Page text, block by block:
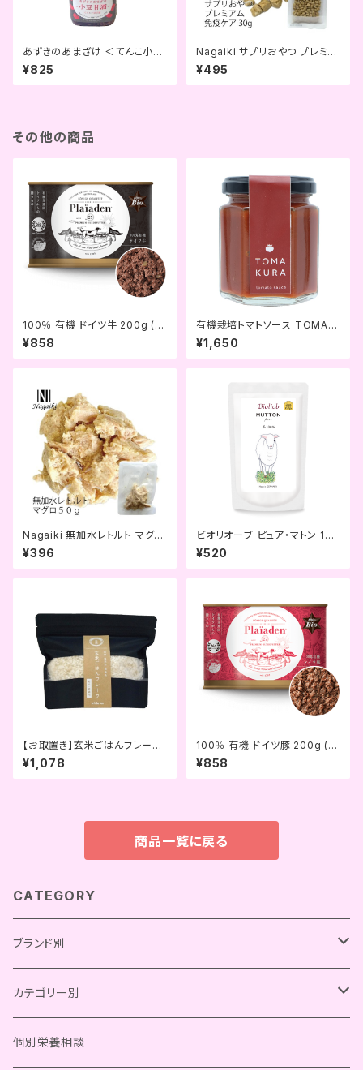
あずきのあまざけ ＜てんこ小豆
甘酒＞ (komachi-na-)
¥825
Nagaiki サプリおやつ プレミア
ム カジキマグロ 免疫ケア 30ｇ
(OCファーム)
¥495
その他の商品
100％ 有機 ドイツ牛 200g (Pl
aiaden)
¥858
有機栽培トマトソース TOMAK
URA (komachi-na-)
¥1,650
Nagaiki 無加水レトルト マグロ
50g (OCファーム)
¥396
ビオリオーブ ピュア・マトン 120
g (Bioliob)
¥520
【お取置き】玄米ごはんフレーク
(whitefox)
¥1,078
100％ 有機 ドイツ豚 200g (Pl
aiaden)
¥858
商品一覧に戻る
CATEGORY
ブランド別
Chay Gohan
Bistro Chay
OCファーム
カテゴリー別
総合栄養食
個別栄養相談